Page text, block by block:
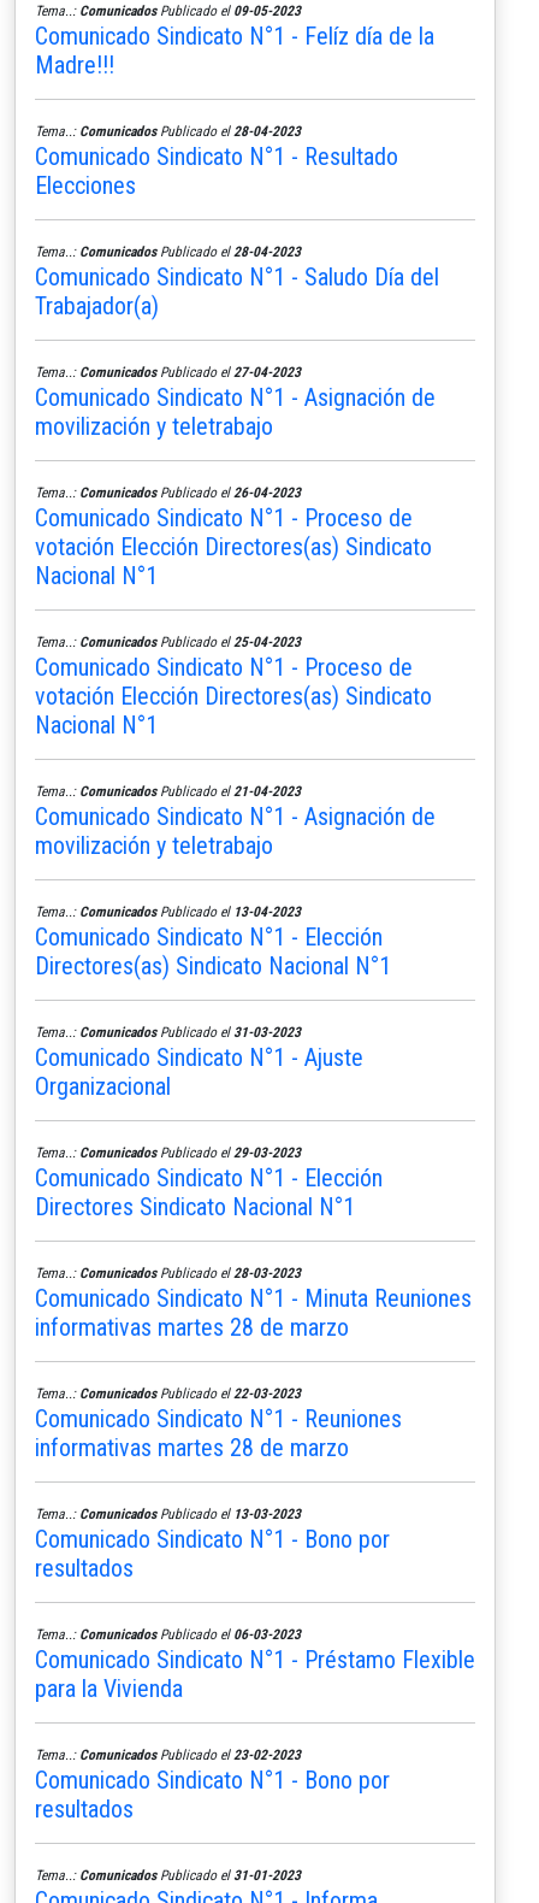
Tema..: ComunicadosPublicado el 09-05-2023
Comunicado Sindicato N°1 - Felíz día de la
Madre!!!
Tema..: ComunicadosPublicado el 28-04-2023
Comunicado Sindicato N°1 - Resultado
Elecciones
Tema..: ComunicadosPublicado el 28-04-2023
Comunicado Sindicato N°1 - Saludo Día del
Trabajador(a)
Tema..: ComunicadosPublicado el 27-04-2023
Comunicado Sindicato N°1 - Asignación de
movilización y teletrabajo
Tema..: ComunicadosPublicado el 26-04-2023
Comunicado Sindicato N°1 - Proceso de
votación Elección Directores(as) Sindicato
Nacional N°1
Tema..: ComunicadosPublicado el 25-04-2023
Comunicado Sindicato N°1 - Proceso de
votación Elección Directores(as) Sindicato
Nacional N°1
Tema..: ComunicadosPublicado el 21-04-2023
Comunicado Sindicato N°1 - Asignación de
movilización y teletrabajo
Tema..: ComunicadosPublicado el 13-04-2023
Comunicado Sindicato N°1 - Elección
Directores(as) Sindicato Nacional N°1
Tema..: ComunicadosPublicado el 31-03-2023
Comunicado Sindicato N°1 - Ajuste
Organizacional
Tema..: ComunicadosPublicado el 29-03-2023
Comunicado Sindicato N°1 - Elección
Directores Sindicato Nacional N°1
Tema..: ComunicadosPublicado el 28-03-2023
Comunicado Sindicato N°1 - Minuta Reuniones
informativas martes 28 de marzo
Tema..: ComunicadosPublicado el 22-03-2023
Comunicado Sindicato N°1 - Reuniones
informativas martes 28 de marzo
Tema..: ComunicadosPublicado el 13-03-2023
Comunicado Sindicato N°1 - Bono por
resultados
Tema..: ComunicadosPublicado el 06-03-2023
Comunicado Sindicato N°1 - Préstamo Flexible
para la Vivienda
Tema..: ComunicadosPublicado el 23-02-2023
Comunicado Sindicato N°1 - Bono por
resultados
Tema..: ComunicadosPublicado el 31-01-2023